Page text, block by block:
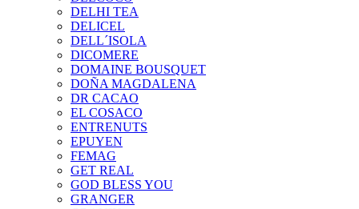
DELHI TEA
DELICEL
DELL´ISOLA
DICOMERE
DOMAINE BOUSQUET
DOÑA MAGDALENA
DR CACAO
EL COSACO
ENTRENUTS
EPUYEN
FEMAG
GET REAL
GOD BLESS YOU
GRANGER